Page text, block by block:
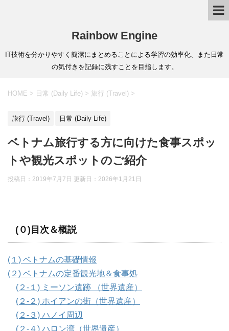
Rainbow Engine
IT技術を分かりやすく簡潔にまとめることによる学習の効率化、また日常
の気付きを記録に残すことを目指します。
HOME > 日常 (Daily Life) > 旅行 (Travel) >
旅行 (Travel) 日常 (Daily Life)
ベトナム旅行する方に向けた食事スポッ
トや観光スポットのご紹介
投稿日：2019年7月7日 更新日： 2026年1月21日
(０)目次＆概説
(１) ベトナムの基礎情報
(２) ベトナムの定番観光地＆食事処
(２-１) ミーソン遺跡 （世界遺産）
(２-２) ホイアンの街（世界遺産）
(２-３) ハノイ周辺
(２-４) ハロン湾（世界遺産）